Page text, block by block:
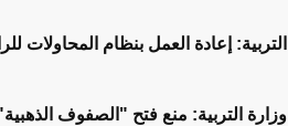
التربية: إعادة العمل بنظام المحاولات
وزارة التربية: منع فتح "الصفوف